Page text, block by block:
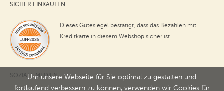
Um unsere Webseite für Sie optimal zu gestalten und
fortlaufend verbessern zu können, verwenden wir Cookies für
SICHER EINKAUFEN
Dieses Gütesiegel bestätigt, dass das Bezahlen mit
Kreditkarte in diesem Webshop sicher ist.
SOZIALE MEDIEN